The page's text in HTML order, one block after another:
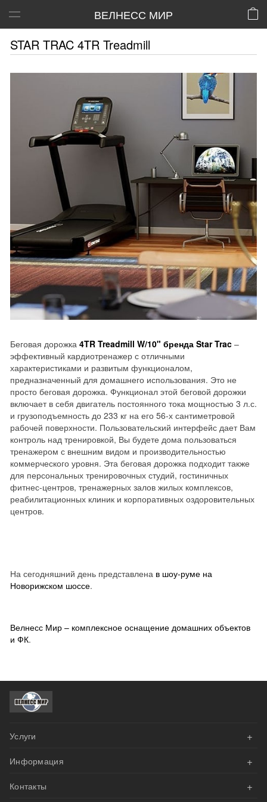
ВЕЛНЕСС МИР
STAR TRAC 4TR Treadmill
Беговая дорожка 4TR Treadmill W/10" бренда Star Trac –
эффективный кардиотренажер с отличными
характеристиками и развитым функционалом,
предназначенный для домашнего использования. Это не
просто беговая дорожка. Функционал этой беговой дорожки
включает в себя двигатель постоянного тока мощностью 3 л.с.
и грузоподъемность до 233 кг на его 56-х сантиметровой
рабочей поверхности. Пользовательский интерфейс дает Вам
контроль над тренировкой, Вы будете дома пользоваться
тренажером с внешним видом и производительностью
коммерческого уровня. Эта беговая дорожка подходит также
для персональных тренировочных студий, гостиничных
фитнес-центров, тренажерных залов жилых комплексов,
реабилитационных клиник и корпоративных оздоровительных
центров.
На сегодняшний день представлена в шоу-руме на
Новорижском шоссе.
Велнесс Мир – комплексное оснащение домашних объектов
и ФК.
Услуги +
АКЦИИ
Велнесс Дизайн
Информация +
Оплата
Контакты +